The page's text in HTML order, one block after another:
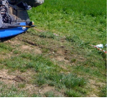
n
e